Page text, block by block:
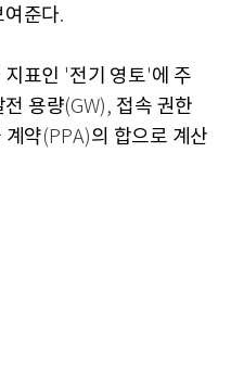
여준다.
표인 '전기 영토'에 주
전 용량(GW), 접속 권한
계약(PPA)의 합으로 계산